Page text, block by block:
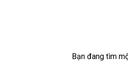
Bạn đang tìm